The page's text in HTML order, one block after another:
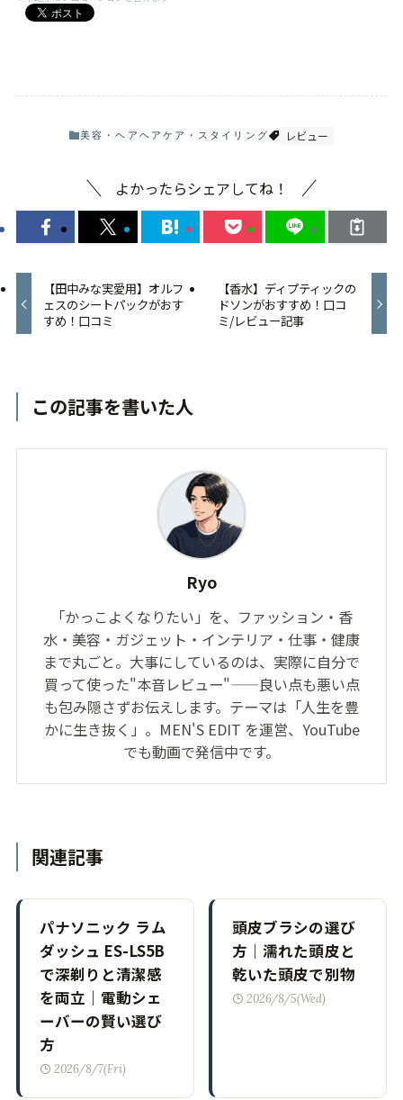
美容・ヘア ヘアケア・スタイリング レビュー
よかったらシェアしてね！
【田中みな実愛用】オルフ
ェスのシートパックがおす
すめ！口コミ
【香水】ディプティックの
ドソンがおすすめ！口コ
ミ/レビュー記事
この記事を書いた人
Ryo
「かっこよくなりたい」を、ファッション・香
水・美容・ガジェット・インテリア・仕事・健康
まで丸ごと。大事にしているのは、実際に自分で
買って使った"本音レビュー"——良い点も悪い点
も包み隠さずお伝えします。テーマは「人生を豊
かに生き抜く」。MEN'S EDIT を運営、YouTube
でも動画で発信中です。
関連記事
パナソニック ラム
ダッシュ ES-LS5B
で深剃りと清潔感
を両立｜電動シェ
ーバーの賢い選び
方
2026/8/7(Fri)
頭皮ブラシの選び
方｜濡れた頭皮と
乾いた頭皮で別物
2026/8/5(Wed)